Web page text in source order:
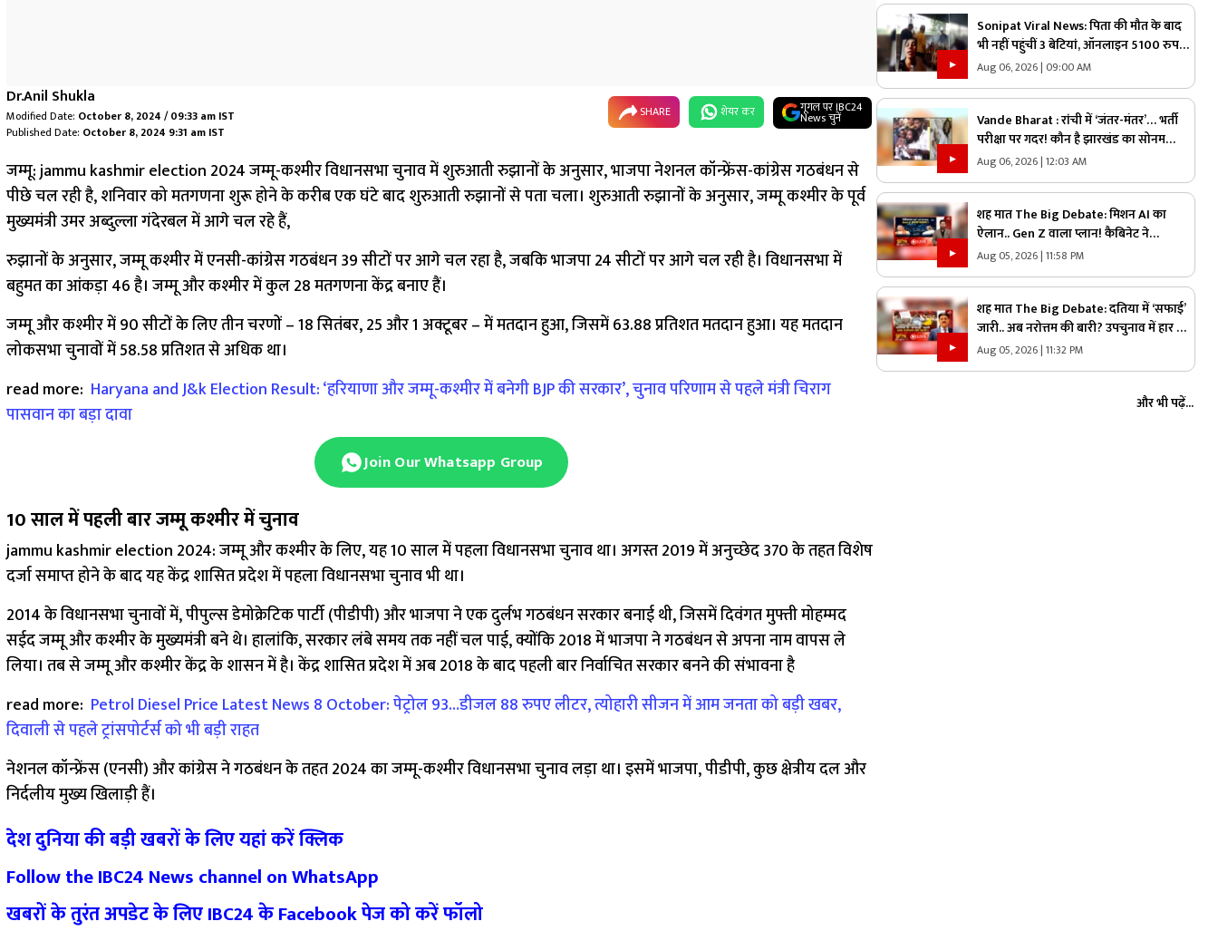
Dr.Anil Shukla
Modified Date: October 8, 2024 / 09:33 am IST
Published Date: October 8, 2024 9:31 am IST
SHARE शेयर कर गूगल पर IBC24
News चुनें
जम्मू: jammu kashmir election 2024 जम्मू-कश्मीर विधानसभा चुनाव में शुरुआती रुझानों के अनुसार, भाजपा नेशनल कॉन्फ्रेंस-कांग्रेस गठबंधन से
पीछे चल रही है, शनिवार को मतगणना शुरू होने के करीब एक घंटे बाद शुरुआती रुझानों से पता चला। शुरुआती रुझानों के अनुसार, जम्मू कश्मीर के पूर्व
मुख्यमंत्री उमर अब्दुल्ला गंदेरबल में आगे चल रहे हैं,
रुझानों के अनुसार, जम्मू कश्मीर में एनसी-कांग्रेस गठबंधन 39 सीटों पर आगे चल रहा है, जबकि भाजपा 24 सीटों पर आगे चल रही है। विधानसभा में
बहुमत का आंकड़ा 46 है। जम्मू और कश्मीर में कुल 28 मतगणना केंद्र बनाए हैं।
जम्मू और कश्मीर में 90 सीटों के लिए तीन चरणों – 18 सितंबर, 25 और 1 अक्टूबर – में मतदान हुआ, जिसमें 63.88 प्रतिशत मतदान हुआ। यह मतदान
लोकसभा चुनावों में 58.58 प्रतिशत से अधिक था।
read more: Haryana and J&k Election Result: ‘हरियाणा और जम्मू-कश्मीर में बनेगी BJP की सरकार’, चुनाव परिणाम से पहले मंत्री चिराग
पासवान का बड़ा दावा
Join Our Whatsapp Group
10 साल में पहली बार जम्मू कश्मीर में चुनाव
jammu kashmir election 2024: जम्मू और कश्मीर के लिए, यह 10 साल में पहला विधानसभा चुनाव था। अगस्त 2019 में अनुच्छेद 370 के तहत विशेष
दर्जा समाप्त होने के बाद यह केंद्र शासित प्रदेश में पहला विधानसभा चुनाव भी था।
2014 के विधानसभा चुनावों में, पीपुल्स डेमोक्रेटिक पार्टी (पीडीपी) और भाजपा ने एक दुर्लभ गठबंधन सरकार बनाई थी, जिसमें दिवंगत मुफ्ती मोहम्मद
सईद जम्मू और कश्मीर के मुख्यमंत्री बने थे। हालांकि, सरकार लंबे समय तक नहीं चल पाई, क्योंकि 2018 में भाजपा ने गठबंधन से अपना नाम वापस ले
लिया। तब से जम्मू और कश्मीर केंद्र के शासन में है। केंद्र शासित प्रदेश में अब 2018 के बाद पहली बार निर्वाचित सरकार बनने की संभावना है
read more: Petrol Diesel Price Latest News 8 October: पेट्रोल 93…डीजल 88 रुपए लीटर, त्योहारी सीजन में आम जनता को बड़ी खबर,
दिवाली से पहले ट्रांसपोर्टर्स को भी बड़ी राहत
नेशनल कॉन्फ्रेंस (एनसी) और कांग्रेस ने गठबंधन के तहत 2024 का जम्मू-कश्मीर विधानसभा चुनाव लड़ा था। इसमें भाजपा, पीडीपी, कुछ क्षेत्रीय दल और
निर्दलीय मुख्य खिलाड़ी हैं।
देश दुनिया की बड़ी खबरों के लिए यहां करें क्लिक
Follow the IBC24 News channel on WhatsApp
खबरों के तुरंत अपडेट के लिए IBC24 के Facebook पेज को करें फॉलो
Sonipat Viral News: पिता की मौत के बाद
भी नहीं पहुंचीं 3 बेटियां, ऑनलाइन 5100 रुपए
भेजकर कराया अंतिम संस्कार, वीडियो कॉल पर
बोली- “अभी और कितना टाइम लगेगा?”
Aug 06, 2026 | 09:00 AM
Vande Bharat : रांची में ‘जंतर-मंतर’… भर्ती
परीक्षा पर गदर! कौन है झारखंड का सोनम
वांग्चुख? जाने कौन है देवेंद्र नाथ महतो ?
Aug 06, 2026 | 12:03 AM
शह मात The Big Debate: मिशन AI का
ऐलान.. Gen Z वाला प्लान! कैबिनेट ने
छत्तीसगढ़ राज्य आर्टिफिशियल इंटेलिजेंस मिशन
को दी मंजूरी, क्या Gen Z को ध्यान में रखकर
तैयार किया गया प्लान?
Aug 05, 2026 | 11:58 PM
शह मात The Big Debate: दतिया में ‘सफाई’
जारी.. अब नरोत्तम की बारी? उपचुनाव में हार के
बाद एक्शन में भाजपा, लोकल बॉडी की सफाई के
बाद असली निशाने पर कौन?
Aug 05, 2026 | 11:32 PM
और भी पढ़ें...